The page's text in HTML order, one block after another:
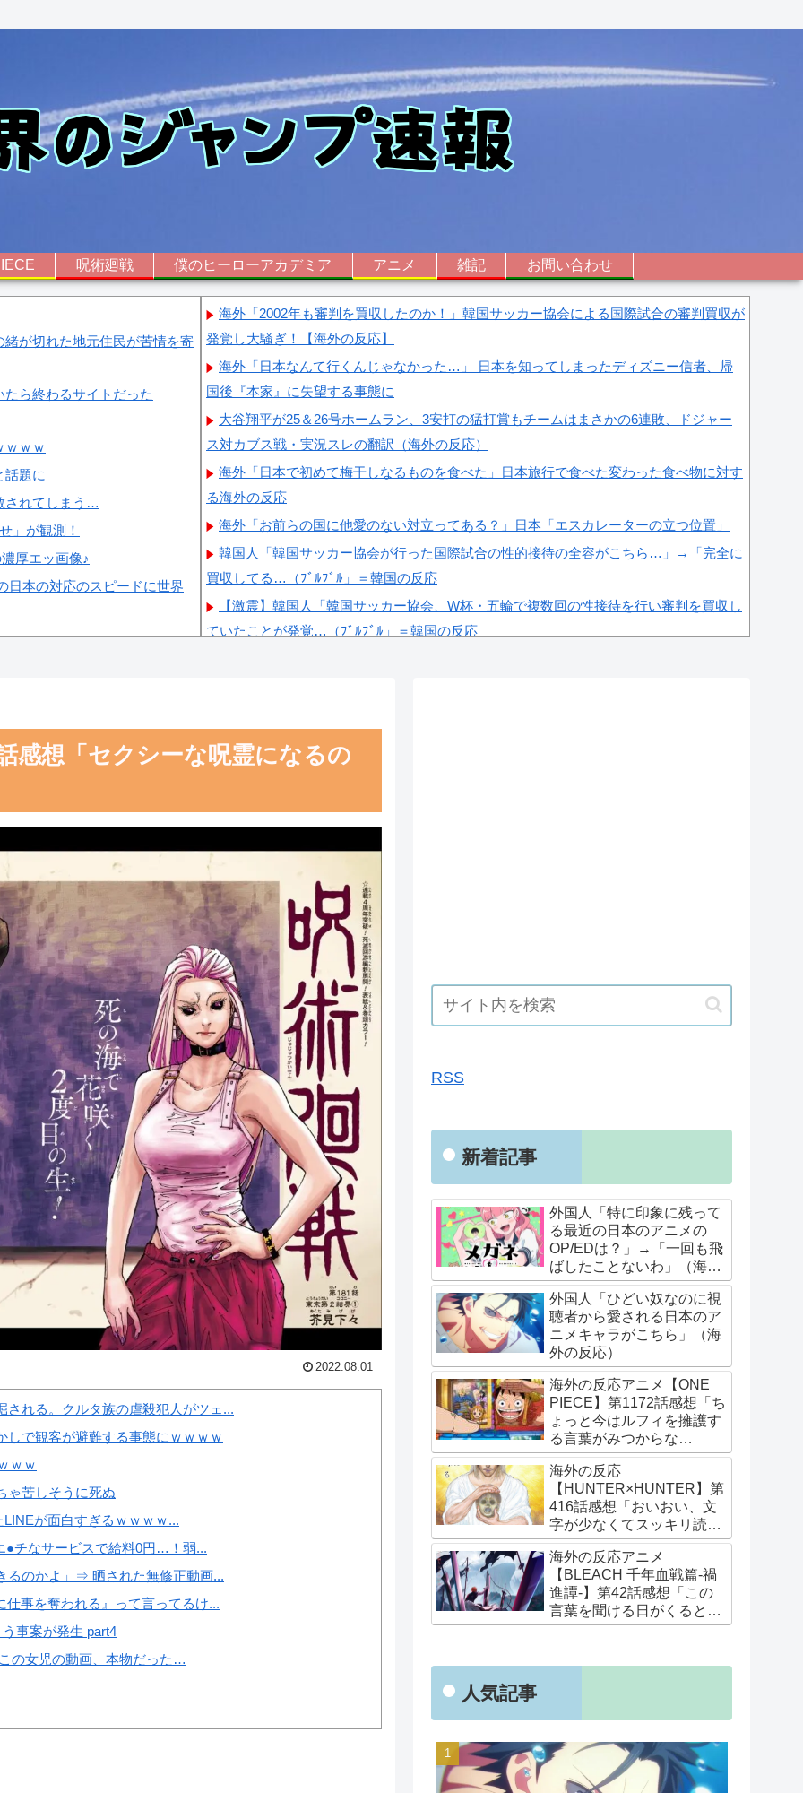
呪術廻戦 僕のヒーローアカデミア アニメ 雑記 お問い合わせ
が切れた地元住民が苦情を寄
ら終わるサイトだった
ｗｗｗ
話題に
されてしまう…
」が観測！
厚エッ画像♪
日本の対応のスピードに世界
海外「2002年も審判を買収したのか！」韓国サッカー協会による国際試合の審判買収が
発覚し大騒ぎ！【海外の反応】
海外「日本なんて行くんじゃなかった…」 日本を知ってしまったディズニー信者、帰
国後『本家』に失望する事態に
大谷翔平が25＆26号ホームラン、3安打の猛打賞もチームはまさかの6連敗、ドジャー
ス対カブス戦・実況スレの翻訳（海外の反応）
海外「日本で初めて梅干しなるものを食べた」日本旅行で食べた変わった食べ物に対す
る海外の反応
海外「お前らの国に他愛のない対立ってある？」日本「エスカレーターの立つ位置」
韓国人「韓国サッカー協会が行った国際試合の性的接待の全容がこちら…」→「完全に
買収してる…（ﾌﾞﾙﾌﾞﾙ」＝韓国の反応
【激震】韓国人「韓国サッカー協会、W杯・五輪で複数回の性接待を行い審判を買収し
ていたことが発覚…（ﾌﾞﾙﾌﾞﾙ」＝韓国の反応
員に愛されてる模様…（ﾌﾞﾙﾌﾞﾙ」＝韓国の反応
Powered by livedoor 相互RSS
感想「セクシーな呪霊になるの
2022.08.01
れる。クルタ族の虐殺犯人がツェ...
で観客が避難する事態にｗｗｗｗ
ｗｗ
ゃ苦しそうに死ぬ
が面白すぎるｗｗｗｗ...
●チなサービスで給料0円…！弱...
るのかよ」⇒ 晒された無修正動画...
事を奪われる』って言ってるけ...
事案が発生 part4
の女児の動画、本物だった…
RSS
新着記事
外国人「特に印象に残って
る最近の日本のアニメの
OP/EDは？」→「一回も飛
ばしたことないわ」（海外
の反応）
外国人「ひどい奴なのに視
聴者から愛される日本のア
ニメキャラがこちら」（海
外の反応）
海外の反応アニメ【ONE
PIECE】第1172話感想「ち
ょっと今はルフィを擁護す
る言葉がみつからな
い･･･」
海外の反応
【HUNTER×HUNTER】第
416話感想「おいおい、文
字が少なくてスッキリ読め
るぞ！！」
海外の反応アニメ
【BLEACH 千年血戦篇-禍
進譚-】第42話感想「この
言葉を聞ける日がくると
は･･･夢みたいだ」
人気記事